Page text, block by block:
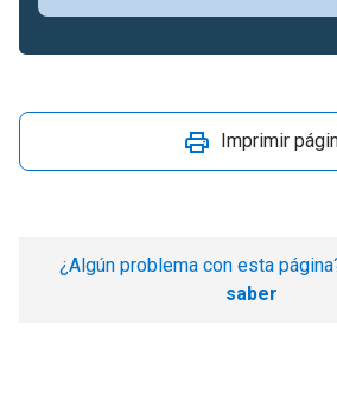
Imprimir
¿Algún problema con esta
saber